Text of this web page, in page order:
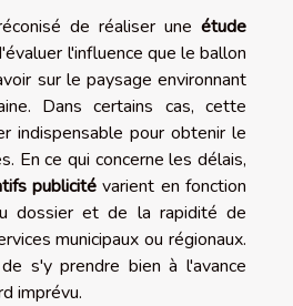
de réaliser une étude
l'influence que le ballon
sur le paysage environnant
Dans certains cas, cette
indispensable pour obtenir le
En ce qui concerne les délais,
publicité varient en fonction
dossier et de la rapidité de
municipaux ou régionaux.
s'y prendre bien à l'avance
imprévu.